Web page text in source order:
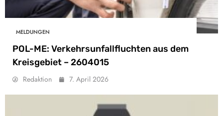
MELDUNGEN
POL-ME: Verkehrsunfallfluchten aus dem
Kreisgebiet – 2604015
Redaktion 7. April 2026